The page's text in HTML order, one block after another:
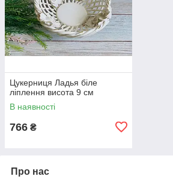
Цукерниця Ладья біле
ліплення висота 9 см
В наявності
766 ₴
Про нас